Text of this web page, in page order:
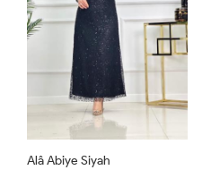
Alâ Abiye Siyah